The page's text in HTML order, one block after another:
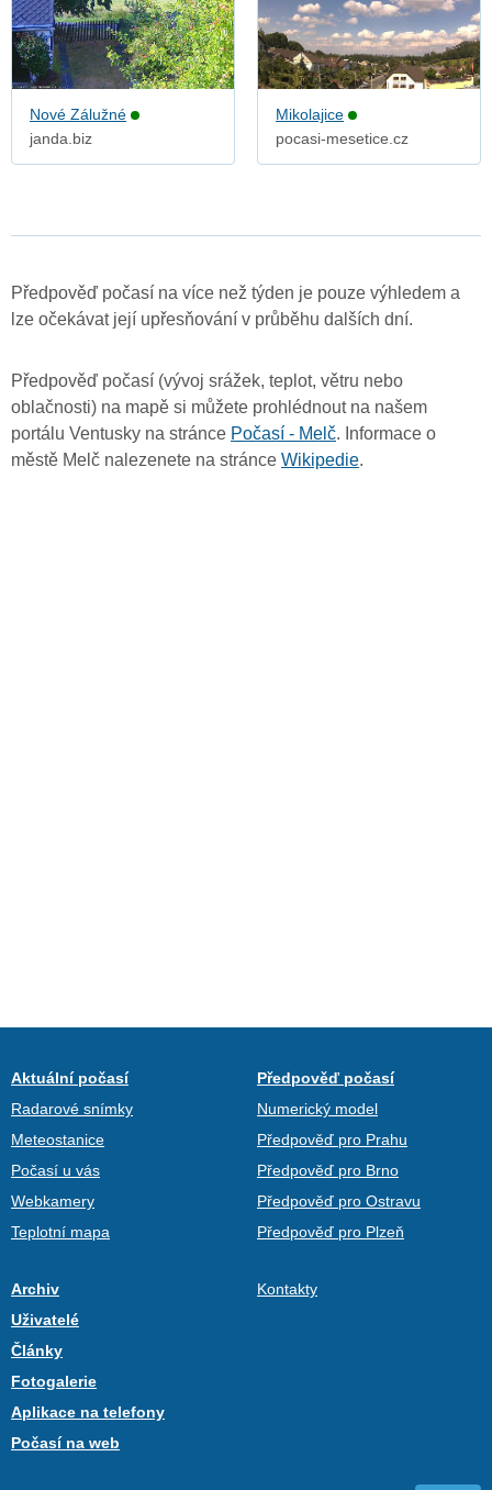
Nové Zálužné
janda.biz
Mikolajice
pocasi-mesetice.cz
Předpověď počasí na více než týden je pouze výhledem a
lze očekávat její upřesňování v průběhu dalších dní.
Předpověď počasí (vývoj srážek, teplot, větru nebo
oblačnosti) na mapě si můžete prohlédnout na našem
portálu Ventusky na stránce Počasí - Melč. Informace o
městě Melč nalezenete na stránce Wikipedie.
Aktuální počasí
Radarové snímky
Meteostanice
Počasí u vás
Webkamery
Teplotní mapa
Předpověď počasí
Numerický model
Předpověď pro Prahu
Předpověď pro Brno
Předpověď pro Ostravu
Předpověď pro Plzeň
Archiv
Uživatelé
Články
Fotogalerie
Aplikace na telefony
Počasí na web
Kontakty